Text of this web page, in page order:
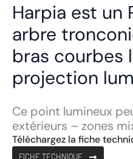
Harpia est un
arbre
bras courbes
projection
Ce point lumineux
extérieurs – zones
Téléchargez la fiche
FICHE TECHNIQUE